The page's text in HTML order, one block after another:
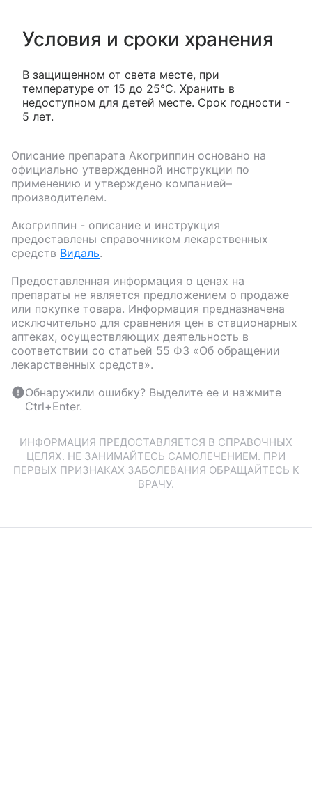
Условия и сроки хранения
В защищенном от света месте, при
температуре от 15 до 25°С. Хранить в
недоступном для детей месте. Срок годности -
5 лет.
Описание препарата Акогриппин основано на
официально утвержденной инструкции по
применению и утверждено компанией–
производителем.
Акогриппин - описание и инструкция
предоставлены справочником лекарственных
средств Видаль.
Предоставленная информация о ценах на
препараты не является предложением о продаже
или покупке товара. Информация предназначена
исключительно для сравнения цен в стационарных
аптеках, осуществляющих деятельность в
соответствии со статьей 55 ФЗ «Об обращении
лекарственных средств».
Обнаружили ошибку? Выделите ее и нажмите
Ctrl+Enter.
ИНФОРМАЦИЯ ПРЕДОСТАВЛЯЕТСЯ В СПРАВОЧНЫХ
ЦЕЛЯХ. НЕ ЗАНИМАЙТЕСЬ САМОЛЕЧЕНИЕМ. ПРИ
ПЕРВЫХ ПРИЗНАКАХ ЗАБОЛЕВАНИЯ ОБРАЩАЙТЕСЬ К
ВРАЧУ.